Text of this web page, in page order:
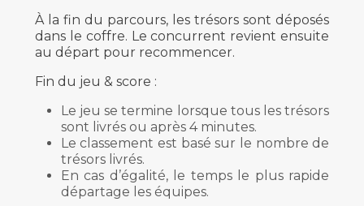
À la fin du parcours, les trésors sont déposés
dans le coffre. Le concurrent revient ensuite
au départ pour recommencer.
Fin du jeu & score :
Le jeu se termine lorsque tous les trésors
sont livrés ou après 4 minutes.
Le classement est basé sur le nombre de
trésors livrés.
En cas d’égalité, le temps le plus rapide
départage les équipes.